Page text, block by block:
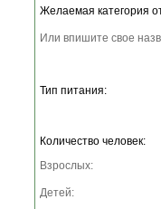
Желаемая категория
Или впишите свое
Тип питания:
Количество человек:
Взрослых:
Детей: